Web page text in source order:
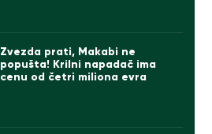
Zvezda prati, Makabi ne
popušta! Krilni napadač ima
cenu od četri miliona evra